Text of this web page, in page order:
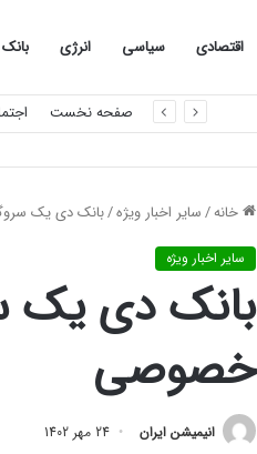
اقتصادی سیاسی انرژی بانک
صفحه نخست
خانه/سایر اخبار ویژه/بانک دی یک
سایر اخبار ویژه
بانک دی یک
خصوصی
انیمیشن ایران 24 مهر 1402